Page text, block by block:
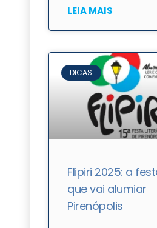
LEIA MAIS
DICAS
Flipiri 2025: a
que vai alumiar
Pirenópolis